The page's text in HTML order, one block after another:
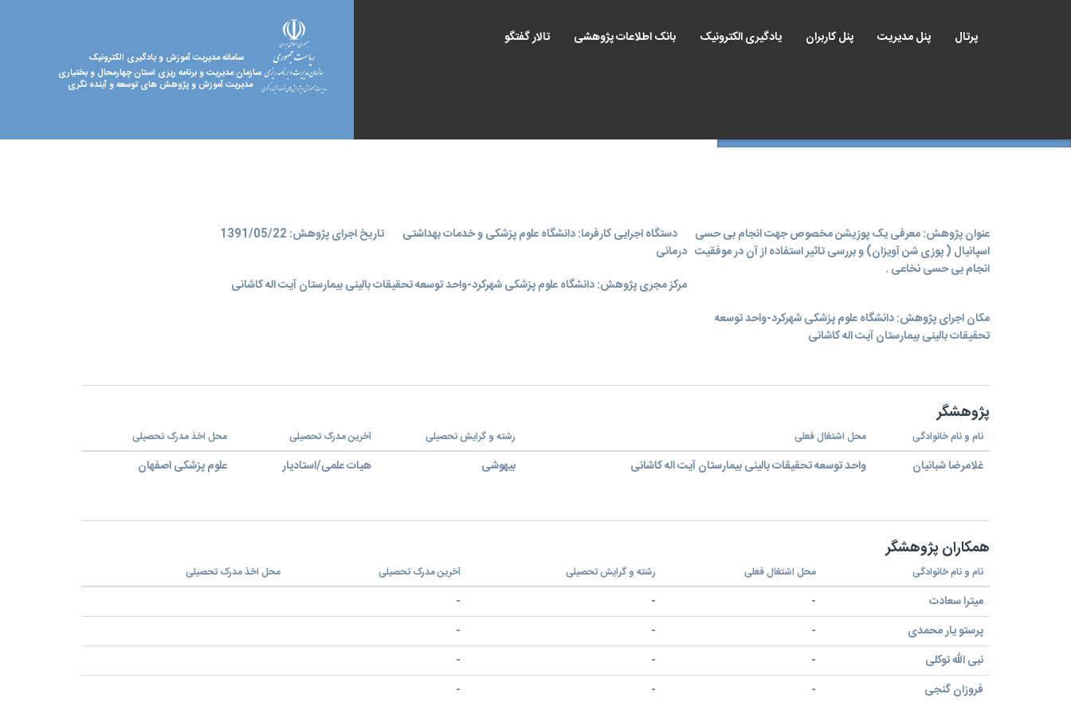
سامانه مدیریت آموزش و یادگیری الکترونیک
سازمان مدیریت و برنامه ریزی استان چهارمحال و بختیاری
مدیریت آموزش و پژوهش های توسعه و آینده نگری
پرتال پنل مدیریت پنل کاربران یادگیری الکترونیک بانک اطلاعات پژوهشی تالار گفتگو
عنوان پژوهش: معرفی یک پوزیشن مخصوص جهت انجام بی حسی
اسپانیال ( پوزی شن آویزان) و بررسی تاثیر استفاده از آن در موفقیت
انجام بی حسی نخاعی .
دستگاه اجرایی کارفرما: دانشگاه علوم پزشکی و خدمات بهداشتی
درمانی
تاریخ اجرای پژوهش: 1391/05/22
مرکز مجری پژوهش: دانشگاه علوم پزشکی شهرکرد-واحد توسعه تحقیقات بالینی بیمارستان آیت اله کاشانی
مکان اجرای پژوهش: دانشگاه علوم پزشکی شهرکرد-واحد توسعه
تحقیقات بالینی بیمارستان آیت اله کاشانی
پژوهشگر
نام و نام خانوادگی محل اشتغال فعلی رشته و گرایش تحصیلی آخرین مدرک تحصیلی محل اخذ مدرک تحصیلی
غلامرضا شبانیان واحد توسعه تحقیقات بالینی بیمارستان آیت اله کاشانی بیهوشی هیات علمی/استادیار علوم پزشکی اصفهان
همکاران پژوهشگر
نام و نام خانوادگی محل اشتغال فعلی رشته و گرایش تحصیلی آخرین مدرک تحصیلی محل اخذ مدرک تحصیلی
میترا سعادت -
-
-
پرستو یار محمدی
-
-
-
نبی الله توکلی
-
-
-
فروزان گنجی
-
-
-